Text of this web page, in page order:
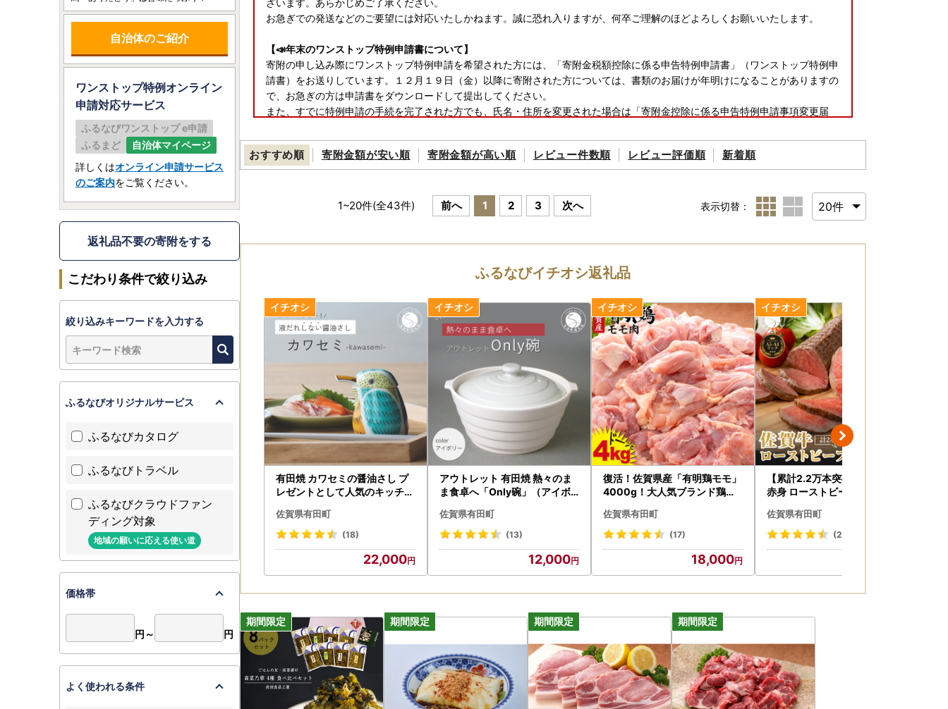
ざいます。あらかじめご了承ください。
お急ぎでの発送などのご要望には対応いたしかねます。誠に恐れ入りますが、何卒ご理解のほどよろしくお願いいたします。
【📣年末のワンストップ特例申請書について】
寄附の申し込み際にワンストップ特例申請を希望された方には、「寄附金税額控除に係る申告特例申請書」（ワンストップ特例申
請書）をお送りしています。１２月１９日（金）以降に寄附された方については、書類のお届けが年明けになることがありますの
で、お急ぎの方は申請書をダウンロードして提出してください。
また、すでに特例申請の手続を完了された方でも、氏名・住所を変更された場合は「寄附金控除に係る申告特例申請事項変更届
令和７年分の特例申請書及び変更届の提出期限は、令和８年１月１０日（必着）です。この日を過ぎると確定申告をしていただく
必要がございますのでご注意ください。
〒８４９－４１９２
佐賀県西松浦郡有田町立部乙２２０２番地
寄附先を今一度ご確認いただき郵送してください。
有田町ホームページ ＞ 町政 ＞ まちの魅力 ＞ ふるさと納税 ＞ ふるさと納税ワンストップ特例制度について
又は
有田町のホームページ ワンストップ特例申請ダウンロード
当自治体はオンラインワンストップ申請に対応しております。
ご寄附後の手続きが大変便利になる「自治体マイページ」をぜひご利用ください。ご利用は「自治体マイページ」を検索、
又はhttps://mypg.jp/
【返礼品のお届けにつきまして】
例年10月以降はご寄付が集中し一部の返礼品につきましては発送期日の表記にかかわらず、発送が遅れる可能性がございます。
お早めのお申し込みをお願いします。
お問い合わせ窓口につきまして
問い合わせ内容により対応窓口が異なります。
ご不便をおかけしますが、今一度内容をご確認の上お手続きください。
【ワンストップ特例申請書送付先】
佐賀県西松浦郡有田町立部乙2202番地
【寄附金受領証明書などの書類の発行・ワンストップ特例申請の受付に関すること】
◆有田町コールセンター
TEL：050-3172-5425（平日9:00～17:15）
mail：saga.arita@do-furusato.jp
【返礼品に関すること(詳細・配送等)】
おすすめ順 寄附金額が安い順 寄附金額が高い順 レビュー件数順 レビュー評価順 新着順
1~20件(全43件) 前へ 1 2 3 次へ 表示切替：
ふるなびイチオシ返礼品
有田焼 カワセミの醤油さし プ
レゼントとして人気のキッチン
しょうゆ差し ed013
佐賀県有田町
(18)
22,000
アウトレット 有田焼 熱々のま
ま食卓へ「Only碗」（アイボ
佐賀県有田町
(13)
12,000
復活！佐賀県産「有明鶏モモ」
4000g！大人気ブランド鶏！
佐賀県有田町
(17)
18,000
【累計2.2万本突破！】佐賀牛
赤身 ローストビーフ 400g（2
づくり公社】真空パック 黒毛
和牛 和牛 牛肉 国産 za001
佐賀県有田町
(201)
自治体のご紹介
ワンストップ特例オンライン
申請対応サービス
ふるなびワンストップ e申請
ふるまど
自治体マイページ
詳しくはオンライン申請サービス
のご案内をご覧ください。
返礼品不要の寄附をする
こだわり条件で絞り込み
絞り込みキーワードを入力する
ふるなびオリジナルサービス
ふるなびカタログ
ふるなびトラベル
ふるなびクラウドファン
ディング対象
地域の願いに応える使い道
価格帯
円～ 円
よく使われる条件